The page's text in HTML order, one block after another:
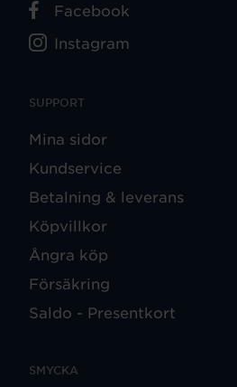
SUPPORT
Mina sidor
Kundservice
Betalning & leverans
Köpvillkor
Ångra köp
Försäkring
Saldo - Presentkort
SMYCKA
Facebook
Instagram